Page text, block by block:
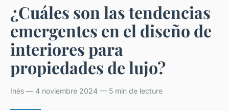
¿Cuáles son las tendencias
emergentes en el diseño de
interiores para
propiedades de lujo?
Inès — 4 noviembre 2024 — 5 min de lecture